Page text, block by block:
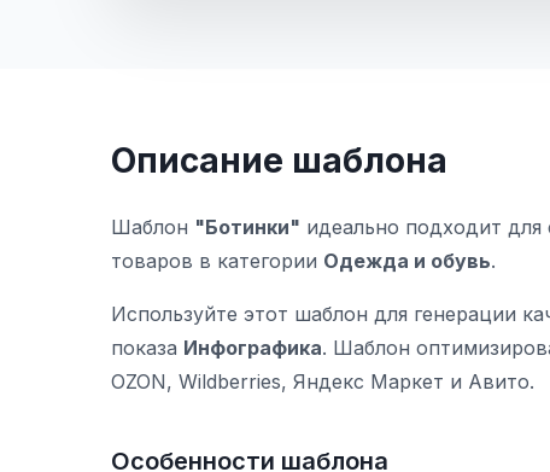
Описание шаблона
Шаблон "Ботинки" идеально подходит для
товаров в категории Одежда и обувь.
Используйте этот шаблон для генерации
показа Инфографика. Шаблон
OZON, Wildberries, Яндекс Маркет и Авито.
Особенности шаблона